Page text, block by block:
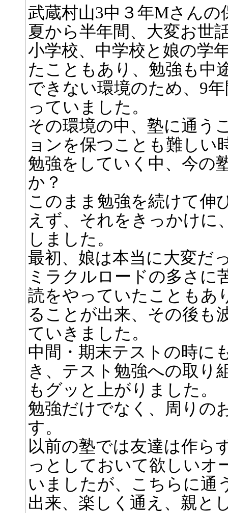
武蔵村山3中３年Mさんの
夏から半年間、大変お世
小学校、中学校と娘の学
たこともあり、勉強も中
できない環境のため、9
っていました。
その環境の中、塾に通う
ョンを保つことも難しい
勉強をしていく中、今の
か？
このまま勉強を続けて伸
えず、それをきっかけに
しました。
最初、娘は本当に大変だ
ミラクルロードの多さに
読をやっていたこともあ
ることが出来、その後も
ていきました。
中間・期末テストの時に
き、テスト勉強への取り
もグッと上がりました。
勉強だけでなく、周りの
す。
以前の塾では友達は作ら
っとしておいて欲しいオ
いましたが、こちらに通
出来、楽しく通え、親と